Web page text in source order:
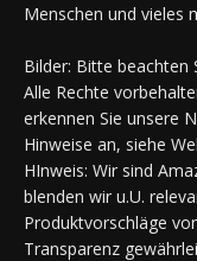
Menschen und vieles
Bilder: Bitte beachten
Alle Rechte
erkennen Sie unsere
Hinweise an, siehe
HInweis: Wir sind
blenden wir u.U.
Produktvorschläge
Transparenz